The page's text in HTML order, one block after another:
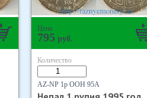
Цена
795 руб.
Количество
AZ-NP 1р ООН 95А